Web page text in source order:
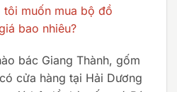
muốn mua bộ đồ
bao nhiêu?
bác Giang Thành, gốm
cửa hàng tại Hải Dương